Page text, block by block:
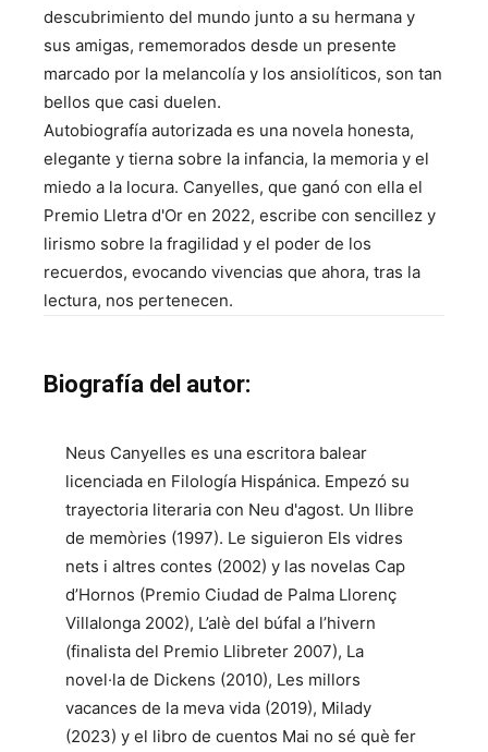
descubrimiento del mundo junto a su hermana y
sus amigas, rememorados desde un presente
marcado por la melancolía y los ansiolíticos, son tan
bellos que casi duelen.
Autobiografía autorizada es una novela honesta,
elegante y tierna sobre la infancia, la memoria y el
miedo a la locura. Canyelles, que ganó con ella el
Premio Lletra d'Or en 2022, escribe con sencillez y
lirismo sobre la fragilidad y el poder de los
recuerdos, evocando vivencias que ahora, tras la
lectura, nos pertenecen.
Biografía del autor:
Neus Canyelles es una escritora balear
licenciada en Filología Hispánica. Empezó su
trayectoria literaria con Neu d'agost. Un llibre
de memòries (1997). Le siguieron Els vidres
nets i altres contes (2002) y las novelas Cap
d’Hornos (Premio Ciudad de Palma Llorenç
Villalonga 2002), L’alè del búfal a l’hivern
(finalista del Premio Llibreter 2007), La
novel·la de Dickens (2010), Les millors
vacances de la meva vida (2019), Milady
(2023) y el libro de cuentos Mai no sé què fer